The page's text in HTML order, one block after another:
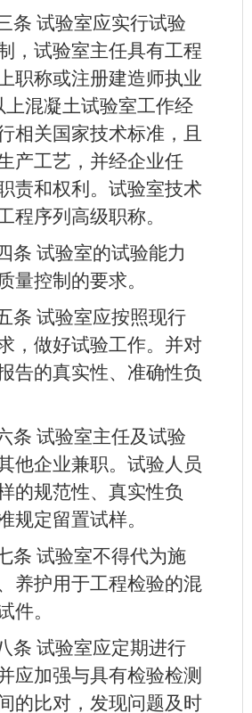
条 试验室应实行试验
，试验室主任具有工程
职称或注册建造师执业
上混凝土试验室工作经
相关国家技术标准，且
产工艺，并经企业任
责和权利。试验室技术
程序列高级职称。
条 试验室的试验能力
量控制的要求。
条 试验室应按照现行
，做好试验工作。并对
告的真实性、准确性负
条 试验室主任及试验
他企业兼职。试验人员
的规范性、真实性负
规定留置试样。
条 试验室不得代为施
养护用于工程检验的混
件。
条 试验室应定期进行
应加强与具有检验检测
的比对，发现问题及时